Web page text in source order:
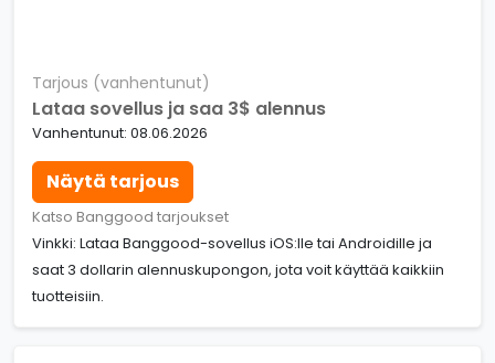
Tarjous (vanhentunut)
Lataa sovellus ja saa 3$ alennus
Vanhentunut: 08.06.2026
Näytä tarjous
Katso Banggood tarjoukset
Vinkki: Lataa Banggood-sovellus iOS:lle tai Androidille ja
saat 3 dollarin alennuskupongon, jota voit käyttää kaikkiin
tuotteisiin.